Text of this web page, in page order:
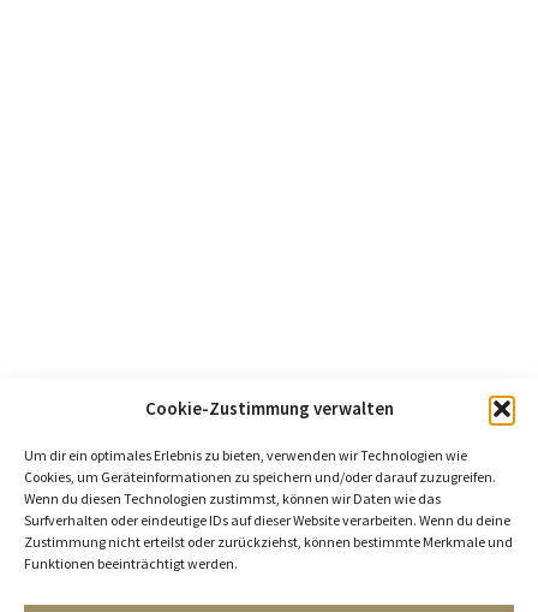
Cookie-Zustimmung verwalten
Um dir ein optimales Erlebnis zu bieten, verwenden wir Technologien wie
Cookies, um Geräteinformationen zu speichern und/oder darauf zuzugreifen.
Wenn du diesen Technologien zustimmst, können wir Daten wie das
Surfverhalten oder eindeutige IDs auf dieser Website verarbeiten. Wenn du deine
Zustimmung nicht erteilst oder zurückziehst, können bestimmte Merkmale und
Funktionen beeinträchtigt werden.